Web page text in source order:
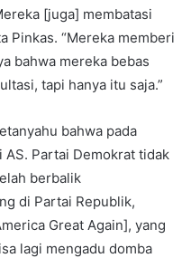
[juga] membatasi
Pinkas. “Mereka memberi
bahwa mereka bebas
tapi hanya itu saja.”
bahwa pada
Partai Demokrat tidak
berbalik
di Partai Republik,
Great Again], yang
lagi mengadu domba